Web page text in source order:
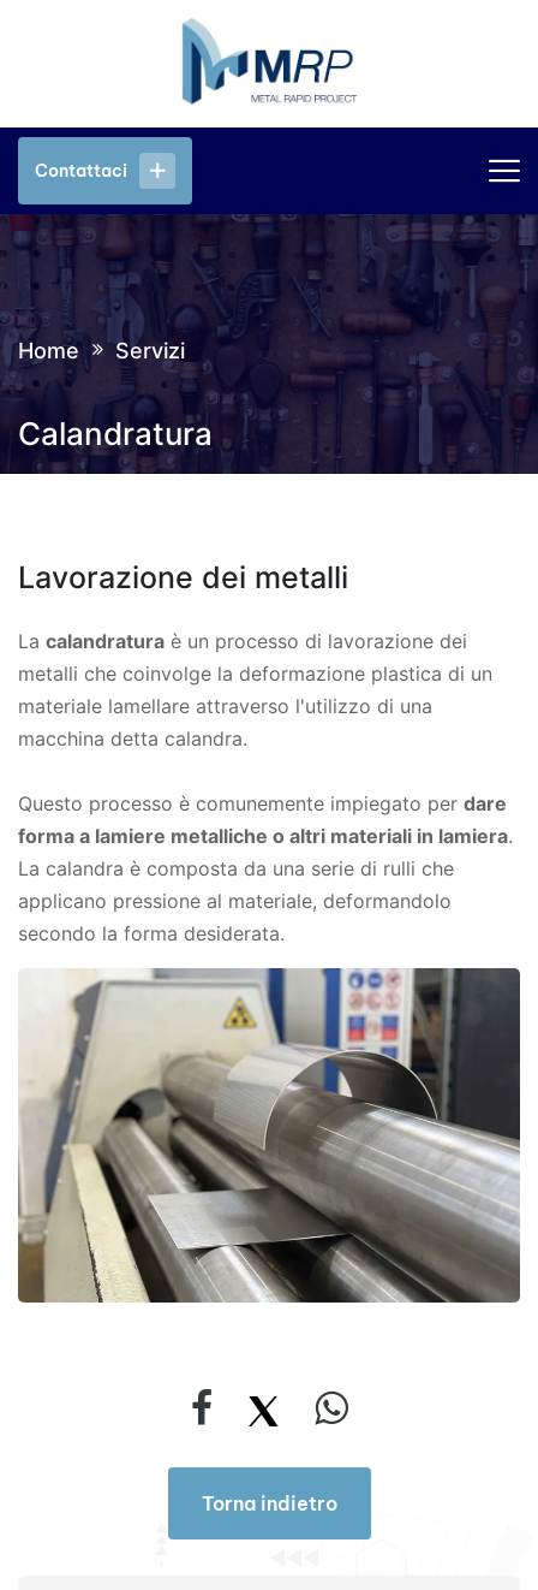
Contattaci
Contattaci
Home Servizi
Calandratura
Lavorazione dei metalli
La calandratura è un processo di lavorazione dei
metalli che coinvolge la deformazione plastica di un
materiale lamellare attraverso l'utilizzo di una
macchina detta calandra.
Questo processo è comunemente impiegato per dare
forma a lamiere metalliche o altri materiali in lamiera.
La calandra è composta da una serie di rulli che
applicano pressione al materiale, deformandolo
secondo la forma desiderata.
Torna indietro
Torna indietro